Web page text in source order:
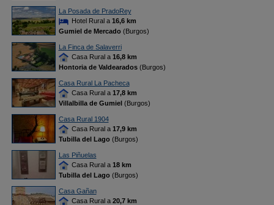
La Posada de PradoRey
Hotel Rural a 16,6 km
Gumiel de Mercado(Burgos)
La Finca de Salaverri
Casa Rural a 16,8 km
Hontoria de Valdearados(Burgos)
Casa Rural La Pacheca
Casa Rural a 17,8 km
Villalbilla de Gumiel(Burgos)
Casa Rural 1904
Casa Rural a 17,9 km
Tubilla del Lago(Burgos)
Las Piñuelas
Casa Rural a 18 km
Tubilla del Lago(Burgos)
Casa Gañan
Casa Rural a 20,7 km